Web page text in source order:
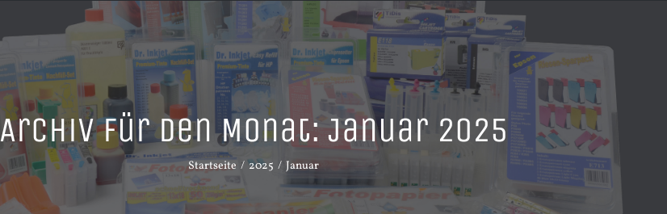
Archiv für den Monat: Januar 2025
Startseite 2025 Januar